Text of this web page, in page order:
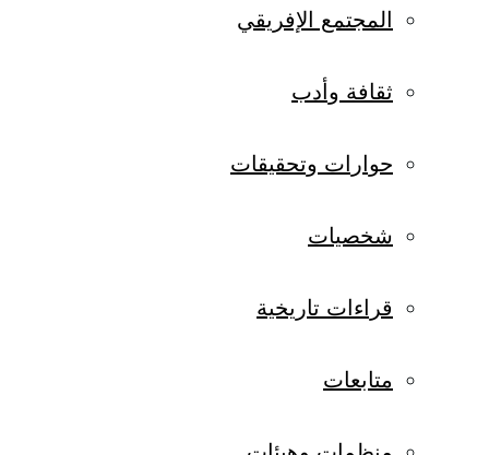
المجتمع الإفريقي
ثقافة وأدب
حوارات وتحقيقات
شخصيات
قراءات تاريخية
متابعات